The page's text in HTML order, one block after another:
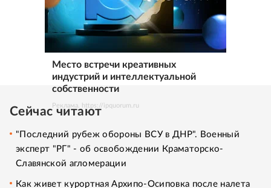
Место встречи креативных
индустрий и интеллектуальной
собственности
Реклама. https://ipquorum.ru
Сейчас читают
"Последний рубеж обороны ВСУ в ДНР". Военный
эксперт "РГ" - об освобождении Краматорско-
Славянской агломерации
Как живет курортная Архипо-Осиповка после налета